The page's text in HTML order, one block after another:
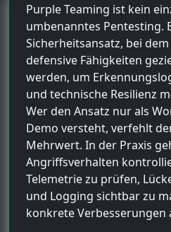
Purple Teaming ist kein
umbenanntes Pentesting.
Sicherheitsansatz, bei
defensive Fähigkeiten
werden, um
und technische Resilienz
Wer den Ansatz nur als
Demo versteht, verfehlt
Mehrwert. In der Praxis
Angriffsverhalten
Telemetrie zu prüfen,
und Logging sichtbar zu
konkrete Verbesserungen